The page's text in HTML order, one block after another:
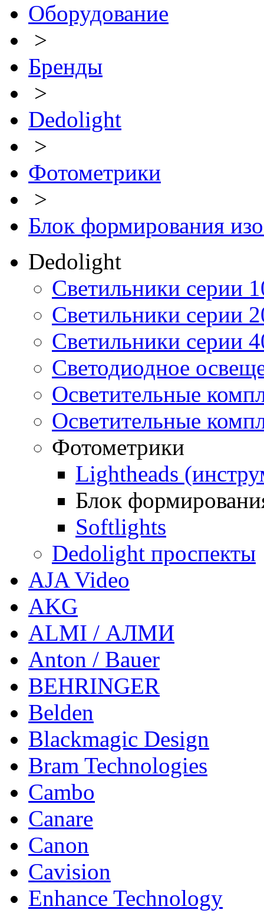
Оборудование
>
Бренды
>
Dedolight
>
Фотометрики
>
Блок формирования
Dedolight
Светильники серии
Светильники серии
Светильники серии
Светодиодное
Осветительные
Осветительные
Фотометрики
Lightheads
Блок
Softlights
Dedolight проспекты
AJA Video
AKG
ALMI / АЛМИ
Anton / Bauer
BEHRINGER
Belden
Blackmagic Design
Bram Technologies
Cambo
Canare
Canon
Cavision
Enhance Technology